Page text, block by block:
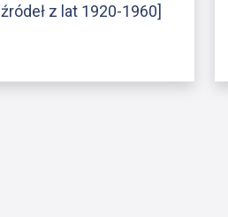
źródeł z lat 1920-1960]